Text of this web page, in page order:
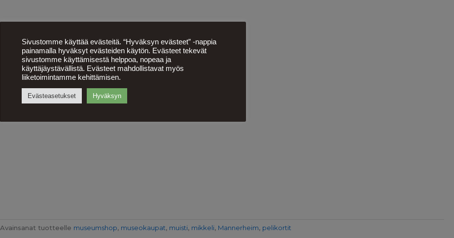
Avainsanat tuotteelle museumshop, museokaupat, muisti, mikkeli, Mannerheim, pelikortit
Sivustomme käyttää evästeitä. “Hyväksyn evästeet” -nappia
painamalla hyväksyt evästeiden käytön. Evästeet tekevät
sivustomme käyttämisestä helppoa, nopeaa ja
käyttäjäystävällistä. Evästeet mahdollistavat myös
liiketoimintamme kehittämisen.
Evästeasetukset Hyväksyn